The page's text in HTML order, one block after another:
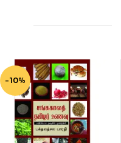
-10%